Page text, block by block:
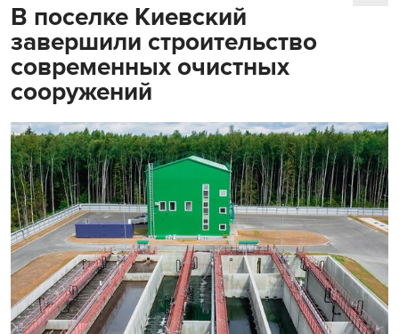
В поселке Киевский
завершили строительство
современных очистных
сооружений